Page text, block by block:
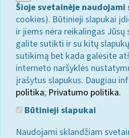
Šioje svetainėje naudojami
cookies). Būtinieji slapukai
ir jiems nėra reikalingas
galite sutikti ir su kitų
sutikimą bet kada galėsite
interneto naršyklės
įrašytus slapukus. Daugiau
politika; Privatumo politika.
Būtinieji slapukai
Naudojami sklandžiam